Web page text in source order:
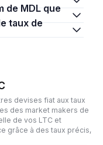
devises fiat aux taux
des market makers de
de vos LTC et
grâce à des taux précis,